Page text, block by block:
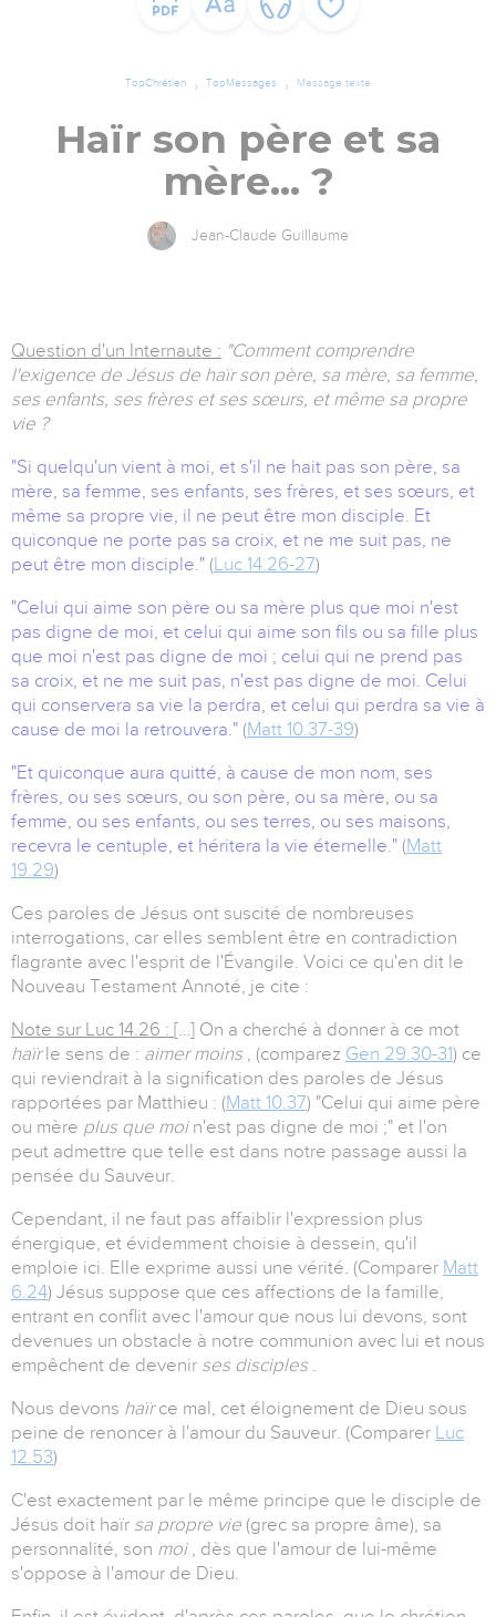
TopChrétien TopMessages Message texte
Haïr son père et sa
mère… ?
Jean-Claude Guillaume
Question d'un Internaute : "Comment comprendre
l'exigence de Jésus de haïr son père, sa mère, sa femme,
ses enfants, ses frères et ses sœurs, et même sa propre
vie ?
"Si quelqu'un vient à moi, et s'il ne hait pas son père, sa
mère, sa femme, ses enfants, ses frères, et ses sœurs, et
même sa propre vie, il ne peut être mon disciple. Et
quiconque ne porte pas sa croix, et ne me suit pas, ne
peut être mon disciple." (Luc 14.26-27)
"Celui qui aime son père ou sa mère plus que moi n'est
pas digne de moi, et celui qui aime son fils ou sa fille plus
que moi n'est pas digne de moi ; celui qui ne prend pas
sa croix, et ne me suit pas, n'est pas digne de moi. Celui
qui conservera sa vie la perdra, et celui qui perdra sa vie à
cause de moi la retrouvera." (Matt 10.37-39)
"Et quiconque aura quitté, à cause de mon nom, ses
frères, ou ses sœurs, ou son père, ou sa mère, ou sa
femme, ou ses enfants, ou ses terres, ou ses maisons,
recevra le centuple, et héritera la vie éternelle." (Matt
19.29)
Ces paroles de Jésus ont suscité de nombreuses
interrogations, car elles semblent être en contradiction
flagrante avec l'esprit de l'Évangile. Voici ce qu'en dit le
Nouveau Testament Annoté, je cite :
Note sur Luc 14.26 : […] On a cherché à donner à ce mot
haïr le sens de : aimer moins , (comparez Gen 29.30-31) ce
qui reviendrait à la signification des paroles de Jésus
rapportées par Matthieu : (Matt 10.37) "Celui qui aime père
ou mère plus que moi n'est pas digne de moi ;" et l'on
peut admettre que telle est dans notre passage aussi la
pensée du Sauveur.
Cependant, il ne faut pas affaiblir l'expression plus
énergique, et évidemment choisie à dessein, qu'il
emploie ici. Elle exprime aussi une vérité. (Comparer Matt
6.24) Jésus suppose que ces affections de la famille,
entrant en conflit avec l'amour que nous lui devons, sont
devenues un obstacle à notre communion avec lui et nous
empêchent de devenir ses disciples .
Nous devons haïrce mal, cet éloignement de Dieu sous
peine de renoncer à l'amour du Sauveur. (Comparer Luc
12.53)
C'est exactement par le même principe que le disciple de
Jésus doit haïr sa propre vie (grec sa propre âme), sa
personnalité, son moi , dès que l'amour de lui-même
s'oppose à l'amour de Dieu.